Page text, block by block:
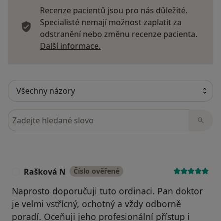
Recenze pacientů jsou pro nás důležité.
Specialisté nemají možnost zaplatit za
odstranění nebo změnu recenze pacienta.
Další informace.
Hledejte v názorech
Rašková N Číslo ověřené
Naprosto doporučuji tuto ordinaci. Pan doktor
je velmi vstřícný, ochotný a vždy odborně
poradí. Oceňuji jeho profesionální přístup i